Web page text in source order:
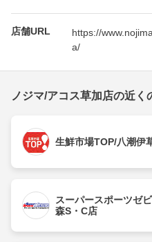
店舗URL
https://
a/
ノジマ/アコス草加店の近く
生鮮市場TOP/八潮伊
スーパースポーツゼ
森S・C店